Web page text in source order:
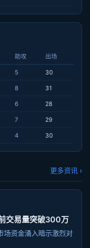
助攻 出场
5 30
8 31
6 28
7 29
4 30
更多资讯 ›
交易量突破300万
场资金涌入暗示激烈对